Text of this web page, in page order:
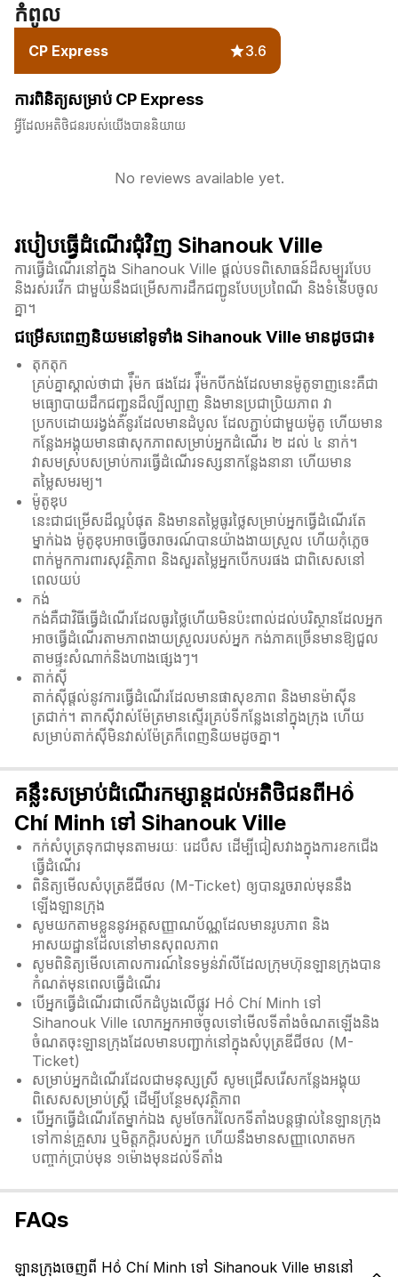
កំពូល
CP Express 3.6
ការពិនិត្យសម្រាប់ CP Express
អ្វីដែលអតិថិជនរបស់យើងបាននិយាយ
No reviews available yet.
របៀបធ្វើដំណើរជុំវិញ Sihanouk Ville
ការធ្វើដំណើរនៅក្នុង Sihanouk Ville ផ្តល់បទពិសោធន៍ដ៏សម្បូរបែប
និងរស់រវើក ជាមួយនឹងជម្រើសការដឹកជញ្ជូនបែបប្រពៃណី និងទំនើបចូល
គ្នា។
ជម្រើសពេញនិយមនៅទូទាំង Sihanouk Ville មានដូចជា៖
តុកតុក
គ្រប់គ្នាស្គាល់ថាជា រ៉ុឺម៉ក ផងដែរ រ៉ុឺម៉កបីកង់ដែលមានម៉ូតូទាញនេះគឺជា
មធ្យោបាយដឹកជញ្ជូនដ៏ល្បីល្បាញ និងមានប្រជាប្រិយភាព វា
ប្រកបដោយរង្វង់គំនូរដែលមានដំបូល ដែលភ្ជាប់ជាមួយម៉ូតូ ហើយមាន
កន្លែងអង្គុយមានផាសុកភាពសម្រាប់អ្នកដំណើរ ២ ដល់ ៤ នាក់។
វាសមស្របសម្រាប់ការធ្វើដំណើរទស្សនាកន្លែងនានា ហើយមាន
តម្លៃសមរម្យ។
ម៉ូតូឌុប
នេះជាជម្រើសដ៏ល្អបំផុត និងមានតម្លៃធូរថ្លៃសម្រាប់អ្នកធ្វើដំណើរតែ
ម្នាក់ឯង ម៉ូតូឌុបអាចធ្វើចរាចរណ៍បានយ៉ាងងាយស្រួល ហើយកុំភ្លេច
ពាក់មួកការពារសុវត្ថិភាព និងសួរតម្លៃអ្នកបើកបរផង ជាពិសេសនៅ
ពេលយប់
កង់
កង់គឺជាវិធីធ្វើដំណើរដែលធូរថ្លៃហើយមិនប៉ះពាល់ដល់បរិស្ថានដែលអ្នក
អាចធ្វើដំណើរតាមភាពងាយស្រួលរបស់អ្នក កង់ភាគច្រើនមានឱ្យជួល
តាមផ្ទះសំណាក់និងហាងផ្សេងៗ។
តាក់ស៊ី
តាក់ស៊ីផ្តល់នូវការធ្វើដំណើរដែលមានផាសុខភាព និងមានម៉ាស៊ីន
ត្រជាក់។ តាកសុីវាស់ម៉ែត្រមានស្ទើរគ្រប់ទីកន្លែងនៅក្នុងក្រុង ហើយ
សម្រាប់តាក់សុីមិនវាស់ម៉ែត្រក៏ពេញនិយមដូចគ្នា។
គន្លឹះសម្រាប់ដំណើរកម្សាន្តដល់អតិថិជនពីHồ
Chí Minh ទៅ Sihanouk Ville
កក់សំបុត្រទុកជាមុនតាមរយៈ រេដបឹស ដើម្បីជៀសវាងក្នុងការខកជើង
ធ្វើដំណើរ
ពិនិត្យមើលសំបុត្រឌីជីថល (M-Ticket) ឲ្យបានរួចរាល់មុននឹង
ឡើងឡានក្រុង
សូមយកតាមខ្លួននូវអត្តសញ្ញាណប័ណ្ណដែលមានរូបភាព និង
អាសយដ្ឋានដែលនៅមានសុពលភាព
សូមពិនិត្យមើលគោលការណ៍នៃទម្ងន់វ៉ាលីដែលក្រុមហ៊ុនឡានក្រុងបាន
កំណត់មុនពេលធ្វើដំណើរ
បើអ្នកធ្វើដំណើរជាលើកដំបូងលើផ្លូវ Hồ Chí Minh ទៅ
Sihanouk Ville លោកអ្នកអាចចូលទៅមើលទីតាំងចំណតឡើងនិង
ចំណតចុះឡានក្រុងដែលមានបញ្ជាក់នៅក្នុងសំបុត្រឌីជីថល (M-
Ticket)
សម្រាប់អ្នកដំណើរដែលជាមនុស្សស្រី សូមជ្រើសរើសកន្លែងអង្គុយ
ពិសេសសម្រាប់ស្ត្រី ដើម្បីបន្ថែមសុវត្ថិភាព
បើអ្នកធ្វើដំណើរតែម្នាក់ឯង សូមចែករំលែកទីតាំងបន្តផ្ទាល់នៃឡានក្រុង
ទៅកាន់គ្រួសារ ឬមិត្តភក្តិរបស់អ្នក ហើយនឹងមានសញ្ញាលោតមក
បញ្ចាក់ប្រាប់មុន ១ម៉ោងមុនដល់ទីតាំង
FAQs
ឡានក្រុងចេញពី Hồ Chí Minh ទៅ Sihanouk Ville មាននៅ